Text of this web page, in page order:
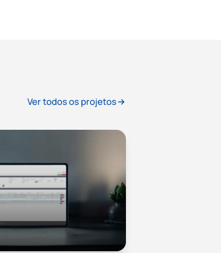
Ver todos os projetos